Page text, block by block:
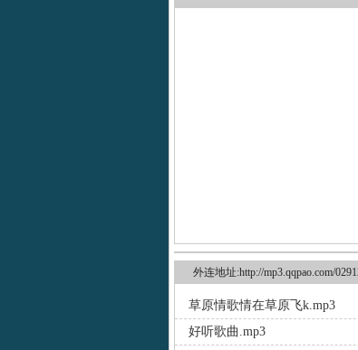
外连地址:http://mp3.qqpao.com/
草原情歌情在草原飞k.mp3
好听歌曲.mp3